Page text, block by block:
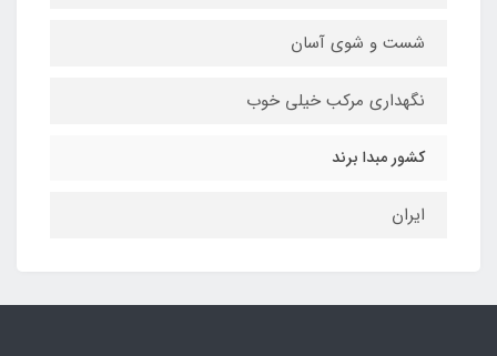
شست و شوی آسان
نگهداری مرکب خیلی خوب
کشور مبدا برند
ایران